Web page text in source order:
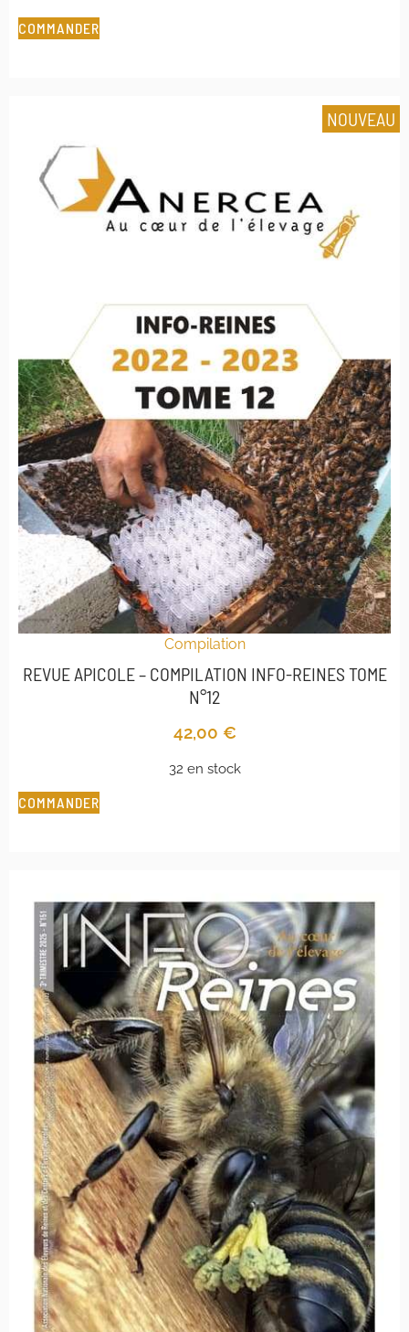
COMMANDER
NOUVEAU
Compilation
REVUE APICOLE – COMPILATION INFO-REINES TOME
N°12
42,00 €
32 en stock
COMMANDER